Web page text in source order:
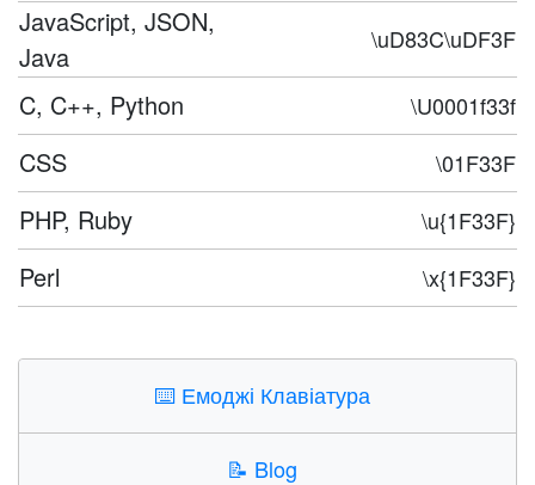
JavaScript, JSON,
Java
\uD83C\uDF3F
C, C++, Python \U0001f33f
CSS \01F33F
PHP, Ruby \u{1F33F}
Perl \x{1F33F}
⌨️ Емоджі Клавіатура
📝 Blog